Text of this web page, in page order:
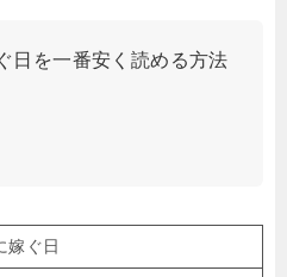
日を一番安く読める方法
嫁ぐ日